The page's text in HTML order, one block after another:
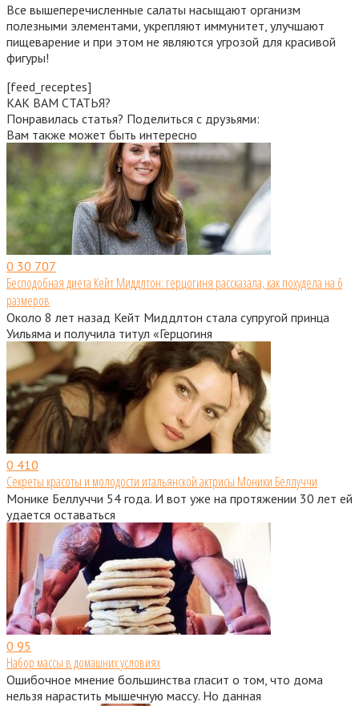
Все вышеперечисленные салаты насыщают организм
полезными элементами, укрепляют иммунитет, улучшают
пищеварение и при этом не являются угрозой для красивой
фигуры!
[feed_receptes]
КАК ВАМ СТАТЬЯ?
Понравилась статья? Поделиться с друзьями:
Вам также может быть интересно
0 30 707
Бесподобная диета Кейт Миддлтон: герцогиня рассказала, как похудела на 6
размеров
Около 8 лет назад Кейт Миддлтон стала супругой принца
Уильяма и получила титул «Герцогиня
0 410
Секреты красоты и молодости итальянской актрисы Моники Беллуччи
Монике Беллуччи 54 года. И вот уже на протяжении 30 лет ей
удается оставаться
0 95
Набор массы в домашних условиях
Ошибочное мнение большинства гласит о том, что дома
нельзя нарастить мышечную массу. Но данная